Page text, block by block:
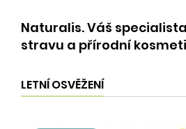
Naturalis. Váš
stravu a přírodní
LETNÍ OSVĚŽENÍ